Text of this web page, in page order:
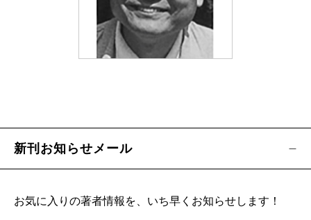
新刊お知らせメール
お気に入りの著者情報を、いち早くお知らせします！